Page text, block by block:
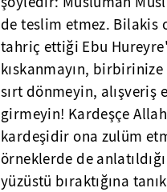
de teslim etmez. Bilakis
tahriç ettiği Ebu
kıskanmayın,
sırt dönmeyin, alışveriş
girmeyin! Kardeşçe
kardeşidir ona zulüm
örneklerde de
yüzüstü bıraktığına